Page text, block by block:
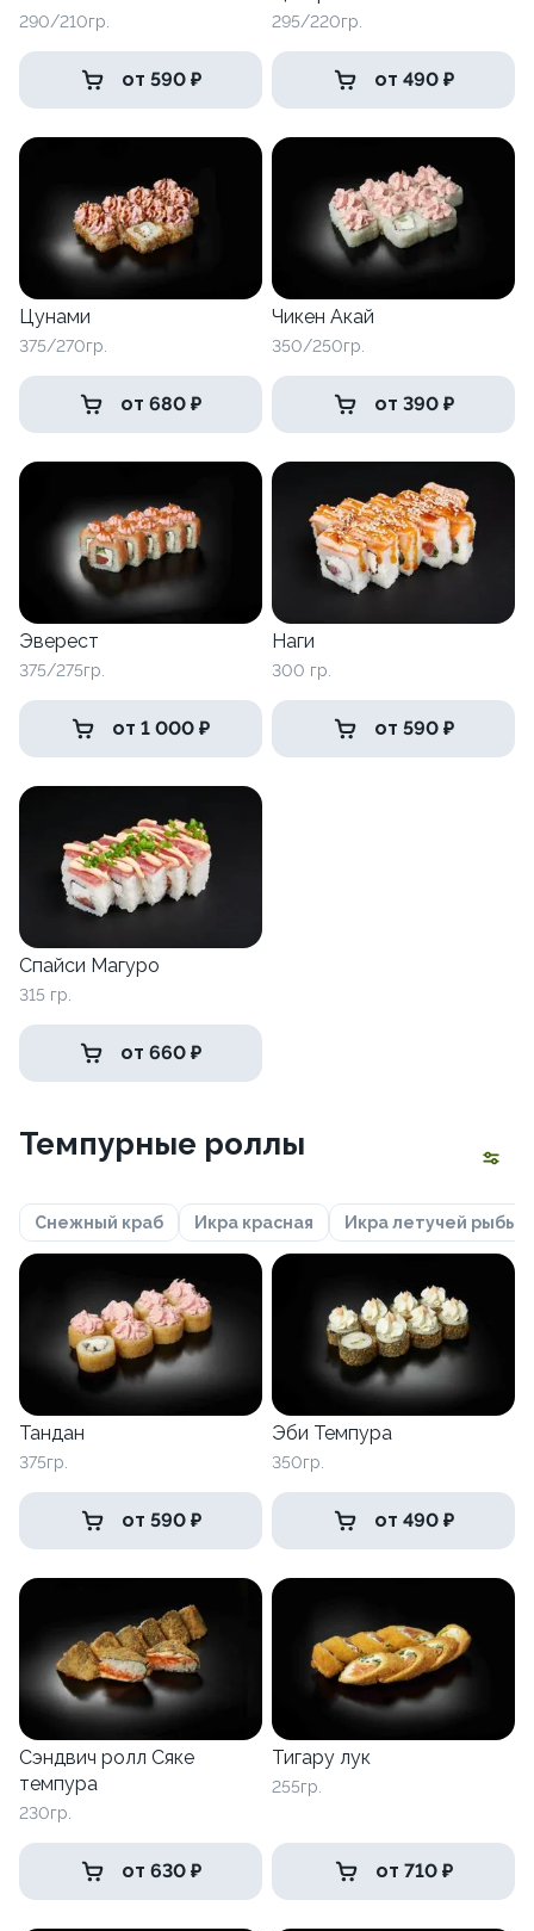
290/210гр.
от 590 ₽
295/220гр.
от 490 ₽
Цунами
375/270гр.
от 680 ₽
Чикен Акай
350/250гр.
от 390 ₽
Эверест
375/275гр.
от 1 000 ₽
Наги
300 гр.
от 590 ₽
Спайси Магуро
315 гр.
от 660 ₽
Темпурные роллы
Снежный краб Икра красная Икра летучей рыбы
Тандан
375гр.
от 590 ₽
Эби Темпура
350гр.
от 490 ₽
Сэндвич ролл Сяке
темпура
230гр.
от 630 ₽
Тигару лук
255гр.
от 710 ₽